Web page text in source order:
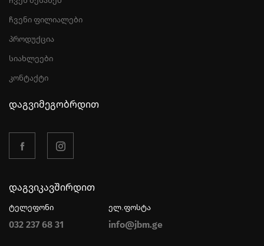
ჩვენი ფილიალები
პროდუქცია
სიახლეები
კონტაქტი
დაგვიმეგობრდით
დაგვიკავშირდით
ტელეფონი
032 237 68 31
ელ.ფოსტა
info@jbm.ge